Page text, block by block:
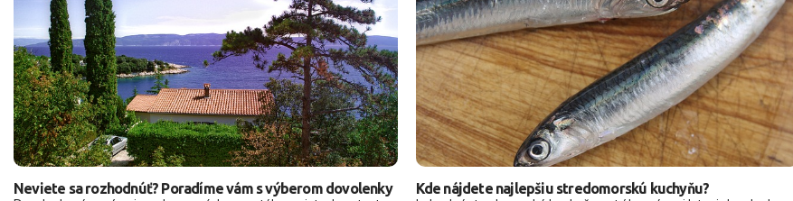
Neviete sa rozhodnúť? Poradíme vám s výberom dovolenky Kde nájdete najlepšiu stredomorskú kuchyňu?